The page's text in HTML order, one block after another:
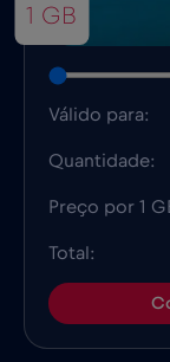
1 GB
Válido para:
Quantidade:
Preço por 1
Total: